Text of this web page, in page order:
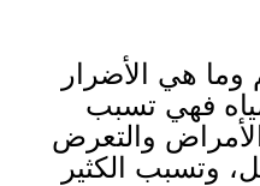
وما هي الأضرار
فهي تسبب
والتعرض
وتسبب الكثير